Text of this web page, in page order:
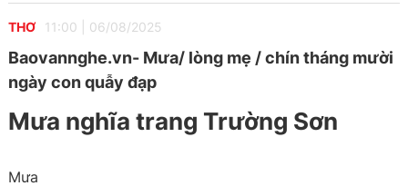
THƠ 11:00 06/08/2025
Baovannghe.vn- Mưa/ lòng mẹ / chín tháng mười
ngày con quẫy đạp
Mưa nghĩa trang Trường Sơn
Mưa